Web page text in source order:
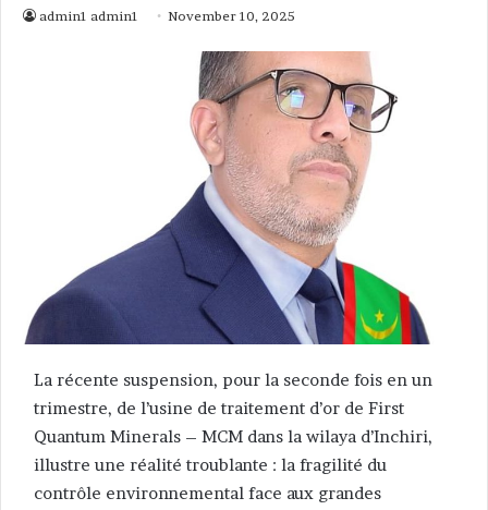
admin1 admin1 November 10, 2025
La récente suspension, pour la seconde fois en un
trimestre, de l’usine de traitement d’or de First
Quantum Minerals – MCM dans la wilaya d’Inchiri,
illustre une réalité troublante : la fragilité du
contrôle environnemental face aux grandes